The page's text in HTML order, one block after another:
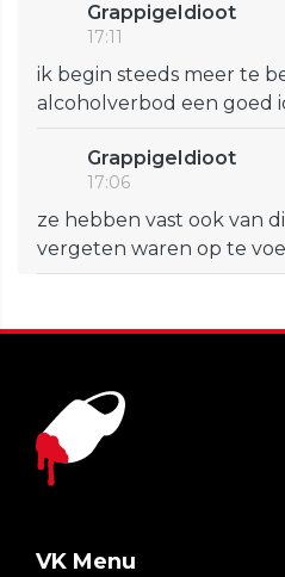
GrappigeIdioot
17:11
ik begin steeds meer te
alcoholverbod een goed
GrappigeIdioot
17:06
ze hebben vast ook van
vergeten waren op te
VK Menu